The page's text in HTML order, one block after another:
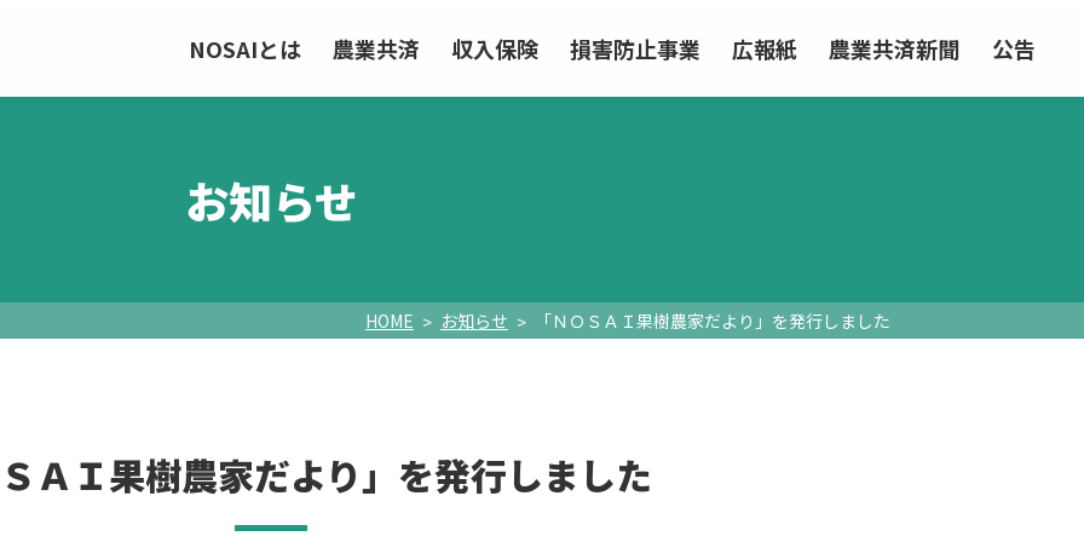
NOSAIとは 農業共済 収入保険 損害防止事業 広報紙 農業共済新聞 公告
お知らせ
HOME お知らせ 「ＮＯＳＡＩ果樹農家だより」を発行しました
ＡＩ果樹農家だより」を発行しました